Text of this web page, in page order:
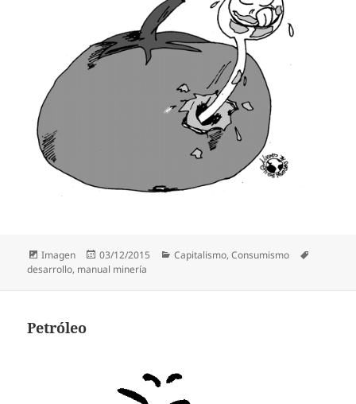
Formato
Imagen
Publicado
el
03/12/2015 Categorías
Capitalismo,Consumismo
desarrollo, manual minería
Petróleo